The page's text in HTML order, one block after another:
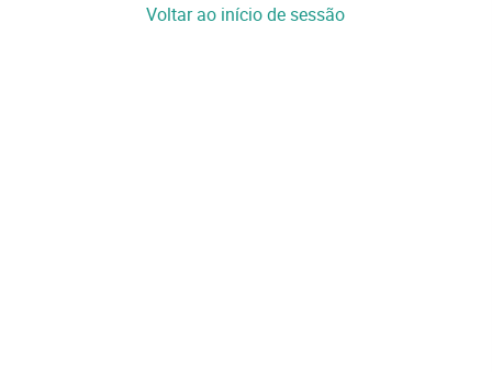
Voltar ao início de sessão